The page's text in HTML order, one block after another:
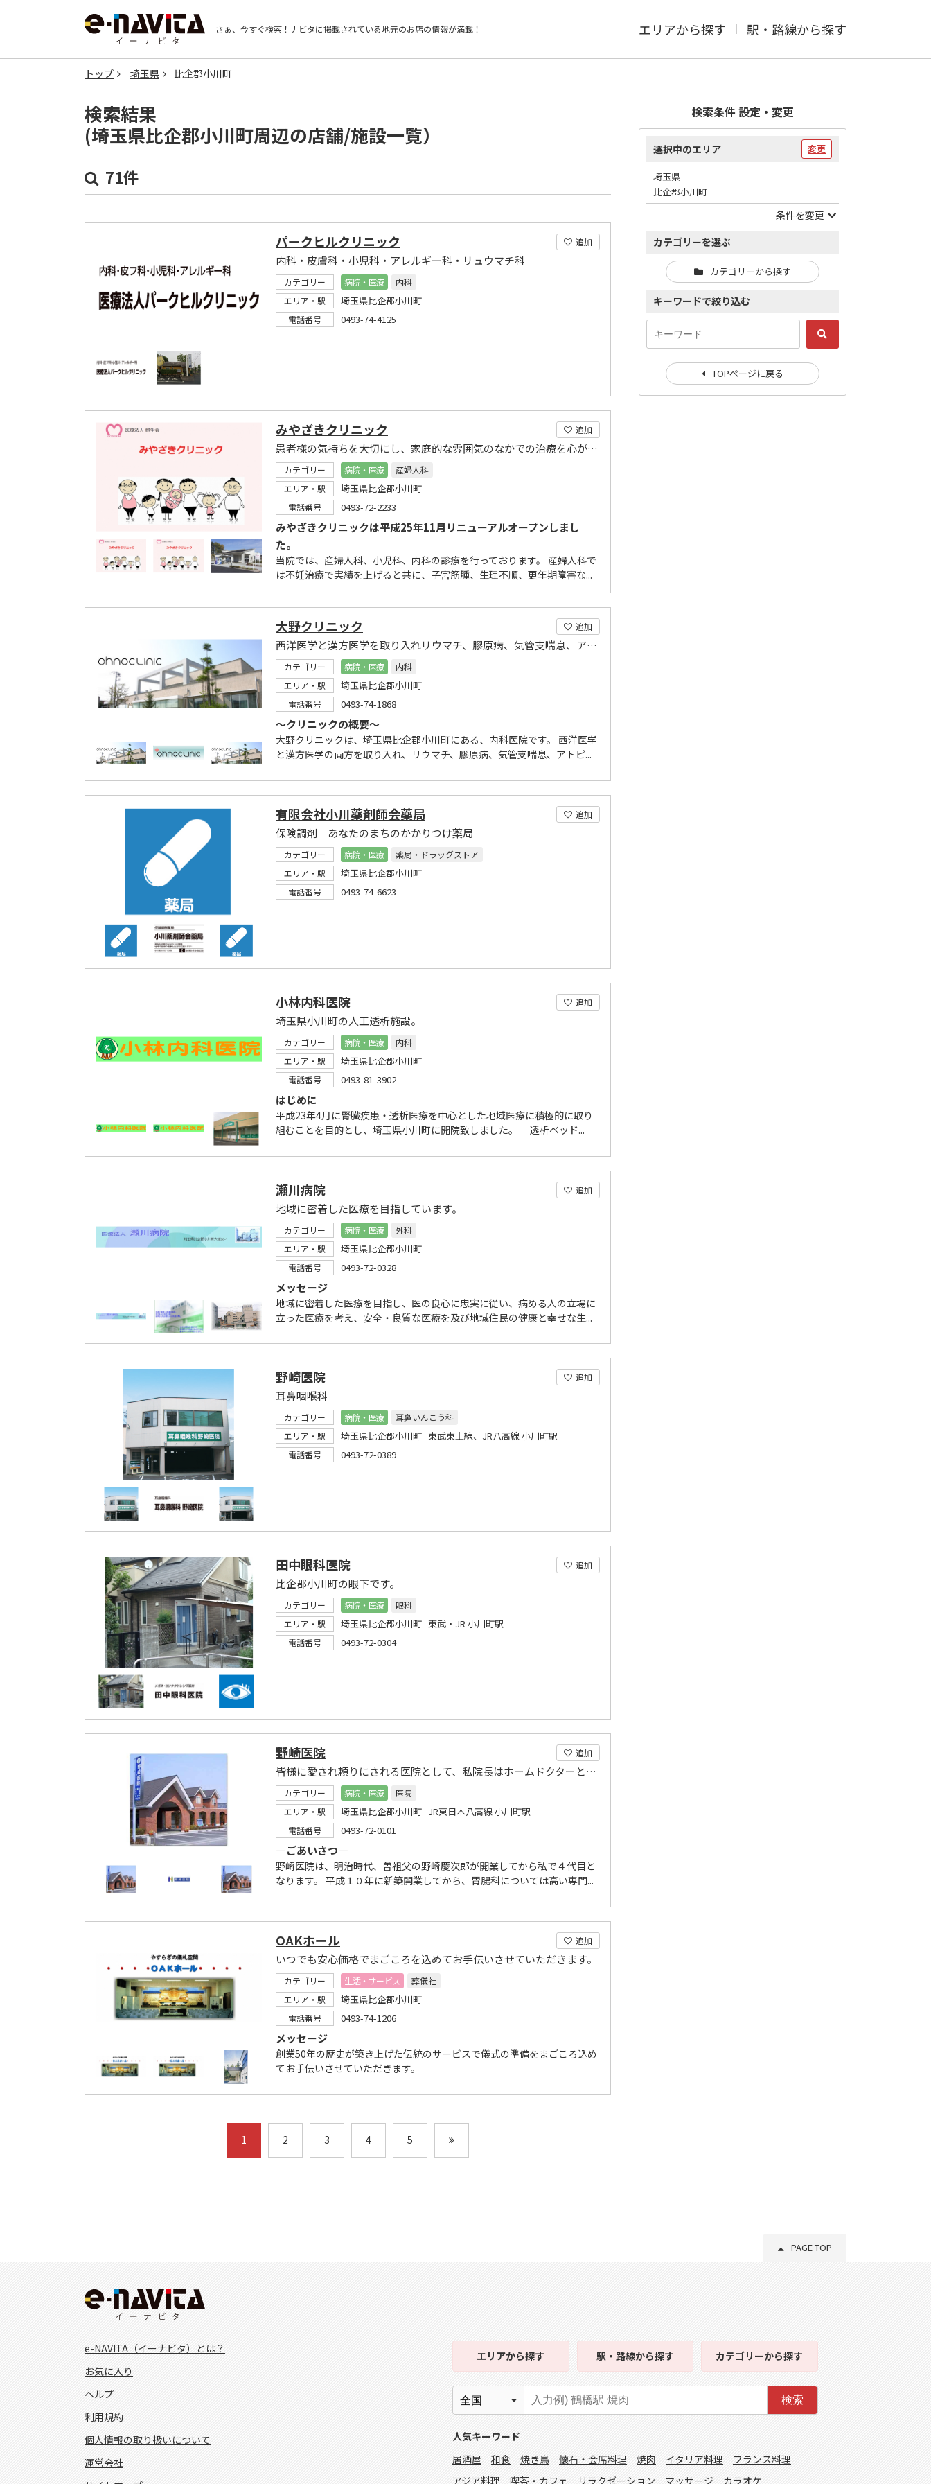
さぁ、今すぐ検索！ ナビタに掲載されている地元のお店の情報が満載！ エリアから探す 駅・路線から探す
トップ 埼玉県 比企郡小川町
検索結果
(埼玉県比企郡小川町周辺の店舗/施設一覧）
71件
追加
パークヒルクリニック
内科・皮膚科・小児科・アレルギー科・リュウマチ科
カテゴリー 病院・医療
内科
エリア・駅
埼玉県比企郡小川町
電話番号 0493-74-4125
追加
みやざきクリニック
患者様の気持ちを大切にし、家庭的な雰囲気のなかでの治療を心がけています。
カテゴリー 病院・医療
産婦人科
エリア・駅
埼玉県比企郡小川町
電話番号 0493-72-2233
みやざきクリニックは平成25年11月リニューアルオープンしまし
た。
当院では、産婦人科、小児科、内科の診療を行っております。 産婦人科で
は不妊治療で実績を上げると共に、子宮筋腫、生理不順、更年期障害な...
追加
大野クリニック
西洋医学と漢方医学を取り入れリウマチ、膠原病、気管支喘息、アトピー性皮膚炎を専門的に治療
カテゴリー 病院・医療
内科
エリア・駅
埼玉県比企郡小川町
電話番号 0493-74-1868
～クリニックの概要～
大野クリニックは、埼玉県比企郡小川町にある、内科医院です。 西洋医学
と漢方医学の両方を取り入れ、リウマチ、膠原病、気管支喘息、アトピ...
追加
有限会社小川薬剤師会薬局
保険調剤 あなたのまちのかかりつけ薬局
カテゴリー 病院・医療
薬局・ドラッグストア
エリア・駅
埼玉県比企郡小川町
電話番号 0493-74-6623
追加
小林内科医院
埼玉県小川町の人工透析施設。
カテゴリー 病院・医療
内科
エリア・駅
埼玉県比企郡小川町
電話番号 0493-81-3902
はじめに
平成23年4月に腎臓疾患・透析医療を中心とした地域医療に積極的に取り
組むことを目的とし、埼玉県小川町に開院致しました。 透析ベッド...
追加
瀬川病院
地域に密着した医療を目指しています。
カテゴリー 病院・医療
外科
エリア・駅
埼玉県比企郡小川町
電話番号 0493-72-0328
メッセージ
地域に密着した医療を目指し、医の良心に忠実に従い、病める人の立場に
立った医療を考え、安全・良質な医療を及び地域住民の健康と幸せな生...
追加
野崎医院
耳鼻咽喉科
カテゴリー 病院・医療
耳鼻いんこう科
エリア・駅
埼玉県比企郡小川町 東武東上線、JR八高線 小川町駅
電話番号 0493-72-0389
追加
田中眼科医院
比企郡小川町の眼下です。
カテゴリー 病院・医療
眼科
エリア・駅
埼玉県比企郡小川町 東武・JR 小川町駅
電話番号 0493-72-0304
追加
野崎医院
皆様に愛され頼りにされる医院として、私院長はホームドクターとして地域医療に貢献します。
カテゴリー 病院・医療
医院
エリア・駅
埼玉県比企郡小川町 JR東日本八高線 小川町駅
電話番号 0493-72-0101
―ごあいさつ―
野崎医院は、明治時代、曽祖父の野崎慶次郎が開業してから私で４代目と
なります。 平成１０年に新築開業してから、胃腸科については高い専門...
追加
OAKホール
いつでも安心価格でまごころを込めてお手伝いさせていただきます。
カテゴリー 生活・サービス
葬儀社
エリア・駅
埼玉県比企郡小川町
電話番号 0493-74-1206
メッセージ
創業50年の歴史が築き上げた伝統のサービスで儀式の準備をまごころ込め
てお手伝いさせていただきます。
1 2 3 4 5
検索条件 設定・変更
選択中のエリア 変更
埼玉県
比企郡小川町
条件を変更
カテゴリーを選ぶ
カテゴリーから探す
キーワードで絞り込む
TOPページに戻る
PAGE TOP
e-NAVITA（イーナビタ）とは？
お気に入り
ヘルプ
利用規約
個人情報の取り扱いについて
運営会社
エリアから探す 駅・路線から探す カテゴリーから探す
検索
人気キーワード
居酒屋
和食 焼き鳥 懐石・会席料理 焼肉 イタリア料理
フランス料理
アジア料理
喫茶・カフェ リラクゼーション マッサージ カラオケ